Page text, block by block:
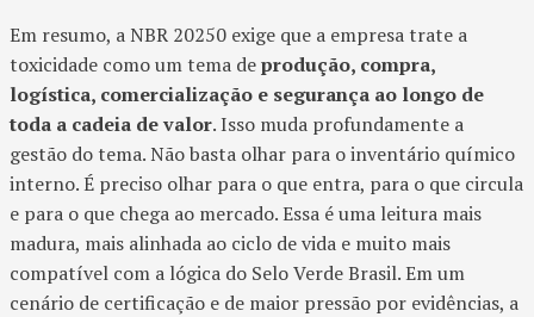
Em resumo, a NBR 20250 exige que a empresa trate a
toxicidade como um tema deprodução, compra,
logística, comercialização e segurança ao longo de
toda a cadeia de valor. Isso muda profundamente a
gestão do tema. Não basta olhar para o inventário químico
interno. É preciso olhar para o que entra, para o que circula
e para o que chega ao mercado. Essa é uma leitura mais
madura, mais alinhada ao ciclo de vida e muito mais
compatível com a lógica do Selo Verde Brasil. Em um
cenário de certificação e de maior pressão por evidências, a